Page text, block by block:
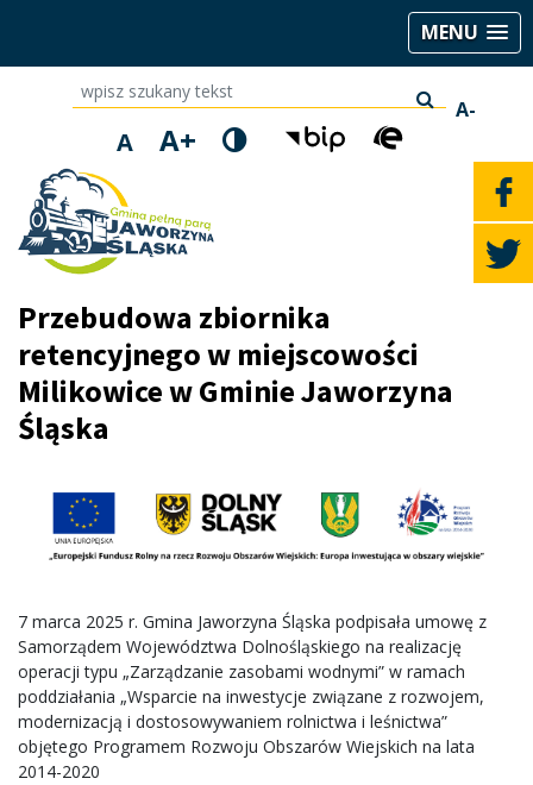
MENU
wpisz szukany tekst
A-
A A+
Przebudowa zbiornika
retencyjnego w miejscowości
Milikowice w Gminie Jaworzyna
Śląska
7 marca 2025 r. Gmina Jaworzyna Śląska podpisała umowę z
Samorządem Województwa Dolnośląskiego na realizację
operacji typu „Zarządzanie zasobami wodnymi” w ramach
poddziałania „Wsparcie na inwestycje związane z rozwojem,
modernizacją i dostosowywaniem rolnictwa i leśnictwa”
objętego Programem Rozwoju Obszarów Wiejskich na lata
2014-2020